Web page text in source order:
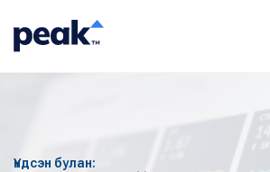
Үндсэн булан: